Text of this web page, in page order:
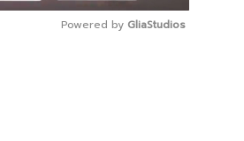
Powered by GliaStudios